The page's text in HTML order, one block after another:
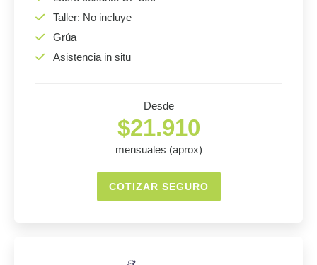
Taller: No incluye
Grúa
Asistencia in situ
Desde
$21.910
mensuales (aprox)
COTIZAR SEGURO